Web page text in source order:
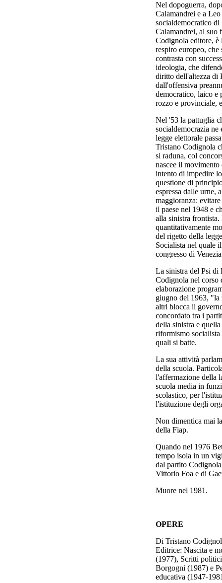
Nel dopoguerra,
Calamandrei e a
socialdemocratico di
Calamandrei, al suo
Codignola editore, è
respiro europeo, che
contrasta con
ideologia, che
diritto dell'altezza di
dall'offensiva
democratico, laico e
rozzo e provinciale,
Nel '53 la pattuglia
socialdemocrazia ne
legge elettorale
Tristano Codignola
si raduna, col
nascee il
intento di impedire
questione di
espressa dalle urne,
maggioranza:
il paese nel 1948 e
alla sinistra
quantitativamente
del rigetto della
Socialista nel quale
congresso di
La sinistra del Psi di
Codignola nel corso
elaborazione
giugno del 1963, "la
altri blocca il
concordato tra i
della sinistra e
riformismo
quali si batte.
La sua attività
della scuola.
l'affermazione della
scuola media in
scolastico, per
l'istituzione degli
Non dimentica mai
della Fiap.
Quando nel 1976
tempo isola in un
dal partito
Vittorio Foa e di
Muore nel 1981.
OPERE
Di Tristano
Editrice: Nascita e
(1977), Scritti
Borgogni (1987) e
educativa (1947-